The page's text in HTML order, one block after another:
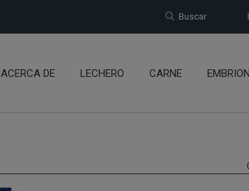
Buscar
ACERCA DE LECHERO CARNE